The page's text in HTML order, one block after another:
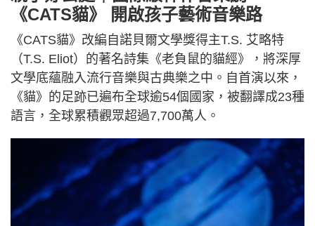
《CATS貓》 開啟孩子藝術音樂路
《CATS貓》改編自諾貝爾文學獎得主T.S. 艾略特
（T.S. Eliot）的著名詩集《老負鼠的貓經》，將深厚
文學底蘊融入流行音樂與古典樂之中。自首演以來，
《貓》的足跡已遍布全球逾54個國家，被翻譯成23種
語言，全球累積觀眾超過7,700萬人。